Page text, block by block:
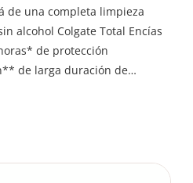
de una completa limpieza
alcohol Colgate Total Encías
de protección
de larga duración de